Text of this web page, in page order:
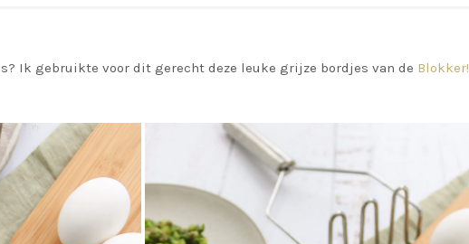
Ik gebruikte voor dit gerecht deze leuke grijze bordjes van de Blokker!